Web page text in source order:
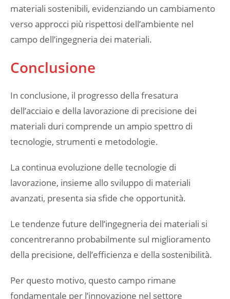
materiali sostenibili, evidenziando un cambiamento
verso approcci più rispettosi dell’ambiente nel
campo dell’ingegneria dei materiali.
Conclusione
In conclusione, il progresso della fresatura
dell’acciaio e della lavorazione di precisione dei
materiali duri comprende un ampio spettro di
tecnologie, strumenti e metodologie.
La continua evoluzione delle tecnologie di
lavorazione, insieme allo sviluppo di materiali
avanzati, presenta sia sfide che opportunità.
Le tendenze future dell’ingegneria dei materiali si
concentreranno probabilmente sul miglioramento
della precisione, dell’efficienza e della sostenibilità.
Per questo motivo, questo campo rimane
fondamentale per l’innovazione nel settore